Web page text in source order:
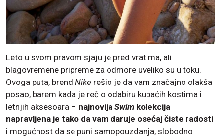
Leto u svom pravom sjaju je pred vratima, ali
blagovremene pripreme za odmore uveliko su u toku.
Ovoga puta, brend Nike rešio je da vam značajno olakša
posao, barem kada je reč o odabiru kupaćih kostima i
letnjih aksesoara – najnovija Swim kolekcija
napravljena je tako da vam daruje osećaj čiste radosti
i mogućnost da se puni samopouzdanja, slobodno